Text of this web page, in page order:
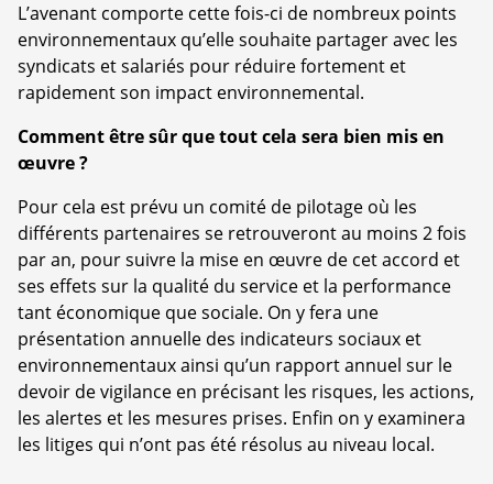
L’avenant comporte cette fois-ci de nombreux points
environnementaux qu’elle souhaite partager avec les
syndicats et salariés pour réduire fortement et
rapidement son impact environnemental.
Comment être sûr que tout cela sera bien mis en
œuvre ?
Pour cela est prévu un comité de pilotage où les
différents partenaires se retrouveront au moins 2 fois
par an, pour suivre la mise en œuvre de cet accord et
ses effets sur la qualité du service et la performance
tant économique que sociale. On y fera une
présentation annuelle des indicateurs sociaux et
environnementaux ainsi qu’un rapport annuel sur le
devoir de vigilance en précisant les risques, les actions,
les alertes et les mesures prises. Enfin on y examinera
les litiges qui n’ont pas été résolus au niveau local.